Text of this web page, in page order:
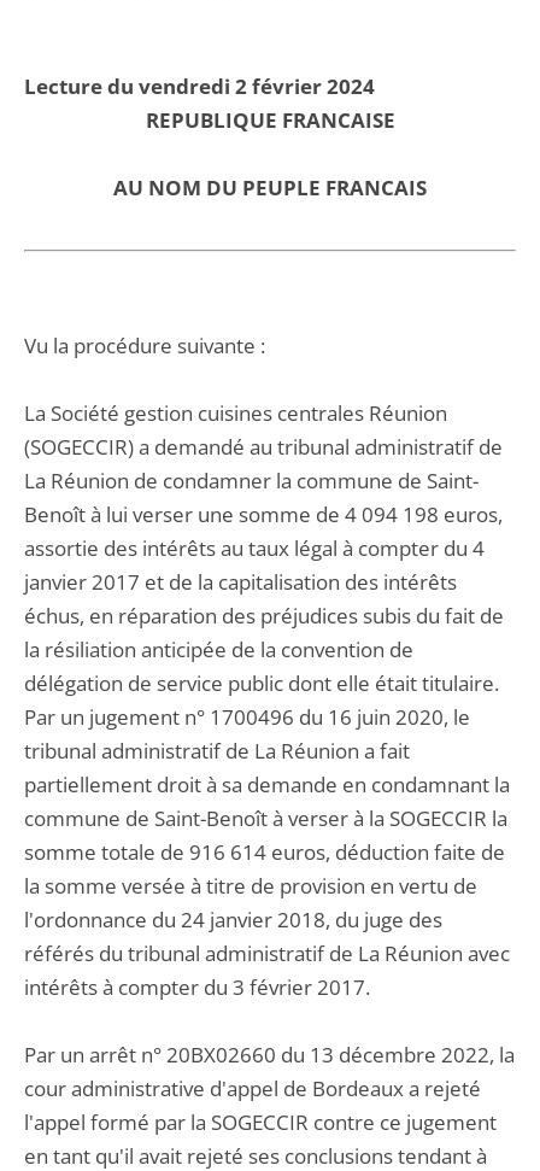
Lecture du vendredi 2 février 2024
REPUBLIQUE FRANCAISE
AU NOM DU PEUPLE FRANCAIS
Vu la procédure suivante :
La Société gestion cuisines centrales Réunion
(SOGECCIR) a demandé au tribunal administratif de
La Réunion de condamner la commune de Saint-
Benoît à lui verser une somme de 4 094 198 euros,
assortie des intérêts au taux légal à compter du 4
janvier 2017 et de la capitalisation des intérêts
échus, en réparation des préjudices subis du fait de
la résiliation anticipée de la convention de
délégation de service public dont elle était titulaire.
Par un jugement n° 1700496 du 16 juin 2020, le
tribunal administratif de La Réunion a fait
partiellement droit à sa demande en condamnant la
commune de Saint-Benoît à verser à la SOGECCIR la
somme totale de 916 614 euros, déduction faite de
la somme versée à titre de provision en vertu de
l'ordonnance du 24 janvier 2018, du juge des
référés du tribunal administratif de La Réunion avec
intérêts à compter du 3 février 2017.
Par un arrêt n° 20BX02660 du 13 décembre 2022, la
cour administrative d'appel de Bordeaux a rejeté
l'appel formé par la SOGECCIR contre ce jugement
en tant qu'il avait rejeté ses conclusions tendant à